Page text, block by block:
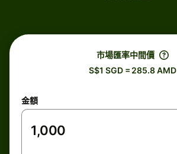
市場匯率中間價
S$1 SGD = 285.8 AMD
金額